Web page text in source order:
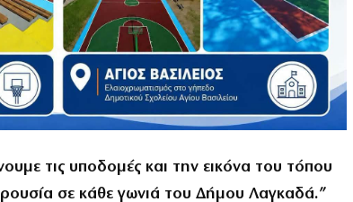
τις υποδομές και την εικόνα του τόπου
σε κάθε γωνιά του Δήμου Λαγκαδά.”